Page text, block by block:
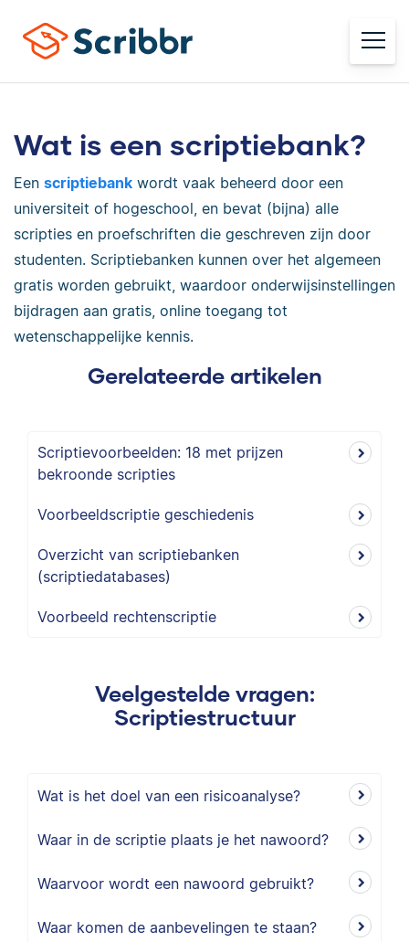
Wat is een scriptiebank?
Een scriptiebank wordt vaak beheerd door een
universiteit of hogeschool, en bevat (bijna) alle
scripties en proefschriften die geschreven zijn door
studenten. Scriptiebanken kunnen over het algemeen
gratis worden gebruikt, waardoor onderwijsinstellingen
bijdragen aan gratis, online toegang tot
wetenschappelijke kennis.
Gerelateerde artikelen
Scriptievoorbeelden: 18 met prijzen
bekroonde scripties
Voorbeeldscriptie geschiedenis
Overzicht van scriptiebanken
(scriptiedatabases)
Voorbeeld rechtenscriptie
Veelgestelde vragen:
Scriptiestructuur
Wat is het doel van een risicoanalyse?
Waar in de scriptie plaats je het nawoord?
Waarvoor wordt een nawoord gebruikt?
Waar komen de aanbevelingen te staan?